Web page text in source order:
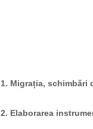
1. Migrația, schimbări
2. Elaborarea